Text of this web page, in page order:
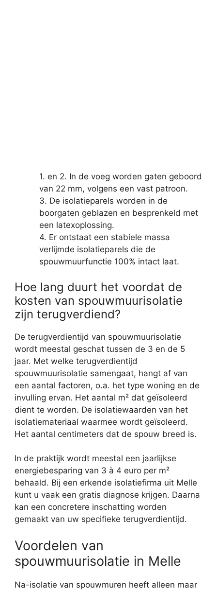
1. en 2. In de voeg worden gaten geboord
van 22 mm, volgens een vast patroon.
3. De isolatieparels worden in de
boorgaten geblazen en besprenkeld met
een latexoplossing.
4. Er ontstaat een stabiele massa
verlijmde isolatieparels die de
spouwmuurfunctie 100% intact laat.
Hoe lang duurt het voordat de
kosten van spouwmuurisolatie
zijn terugverdiend?
De terugverdientijd van spouwmuurisolatie
wordt meestal geschat tussen de 3 en de 5
jaar. Met welke terugverdientijd
spouwmuurisolatie samengaat, hangt af van
een aantal factoren, o.a. het type woning en de
invulling ervan. Het aantal m² dat geïsoleerd
dient te worden. De isolatiewaarden van het
isolatiemateriaal waarmee wordt geïsoleerd.
Het aantal centimeters dat de spouw breed is.
In de praktijk wordt meestal een jaarlijkse
energiebesparing van 3 à 4 euro per m²
behaald. Bij een erkende isolatiefirma uit Melle
kunt u vaak een gratis diagnose krijgen. Daarna
kan een concretere inschatting worden
gemaakt van uw specifieke terugverdientijd.
Voordelen van
spouwmuurisolatie in Melle
Na-isolatie van spouwmuren heeft alleen maar